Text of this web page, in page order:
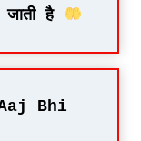
है
Bhi